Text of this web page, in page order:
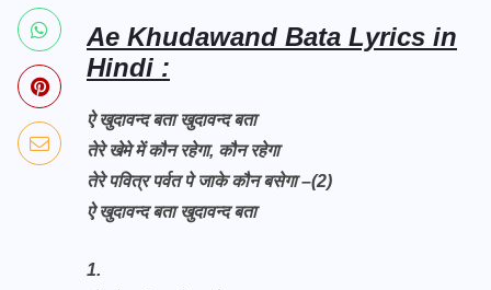
Ae Khudawand Bata Lyrics in
Hindi :
ऐ खुदावन्द बता खुदावन्द बता
तेरे खेमे में कौन रहेगा, कौन रहेगा
तेरे पवित्र पर्वत पे जाके कौन बसेगा –(2)
ऐ खुदावन्द बता खुदावन्द बता
1.